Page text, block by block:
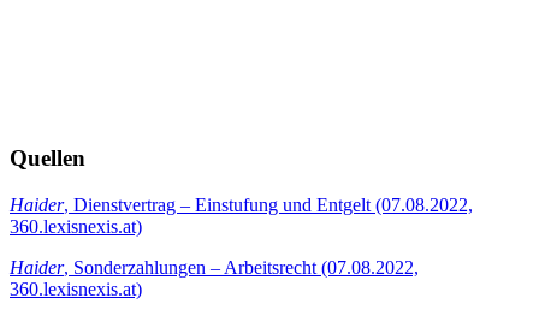
Quellen
Haider, Dienstvertrag – Einstufung und Entgelt (07.08.2022,
360.lexisnexis.at)
Haider, Sonderzahlungen – Arbeitsrecht (07.08.2022,
360.lexisnexis.at)